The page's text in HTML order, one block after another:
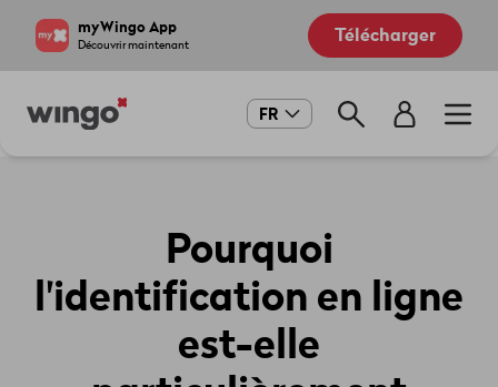
myWingo App
Découvrir maintenant Télécharger
Main
FR
Pourquoi
l'identification en ligne
est-elle